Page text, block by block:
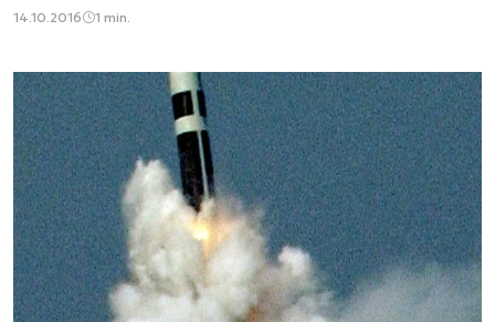
14.10.2016 1 min.